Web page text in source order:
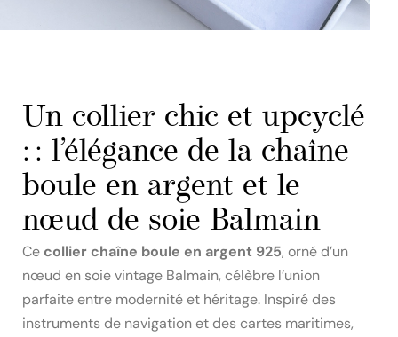
Un collier chic et upcyclé
: : l’élégance de la chaîne
boule en argent et le
nœud de soie Balmain
Ce collier chaîne boule en argent 925, orné d’un
nœud en soie vintage Balmain, célèbre l’union
parfaite entre modernité et héritage. Inspiré des
instruments de navigation et des cartes maritimes,